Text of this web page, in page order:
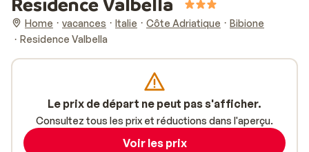
Home vacances Italie Côte Adriatique
Bibione
Residence Valbella
Le prix de départ ne peut pas s'afficher.
Consultez tous les prix et réductions dans l'aperçu.
Voir les prix